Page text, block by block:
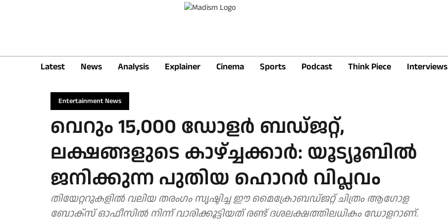
Latest News Analysis Explainer Cinema Sports Podcast Think Piece Interviews
Entertainment News
വെറും 15,000 ഡോളര്‍ ബഡ്ജറ്റ്,
ലക്ഷങ്ങളുടെ കാഴ്ച്ചക്കാര്‍: യൂട്യൂബില്‍
ജനിക്കുന്ന പുതിയ ഹൊറര്‍ വിപ്ലവം
തിയേറ്ററുകളില്‍ വലിയ തരംഗം സൃഷ്ടിച്ച ഈ മൈക്രോബഡ്ജറ്റ് ചിത്രം ആഗോള
ബോക്‌സ് ഓഫീസില്‍ നിന്ന് വാരിക്കൂട്ടിയത് രണ്ട് ദശലക്ഷത്തിലധികം ഡോളറാണ്.